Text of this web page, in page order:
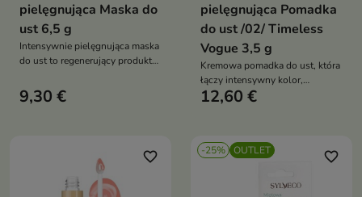
pielęgnująca Maska do
ust 6,5 g
Intensywnie pielęgnująca maska
do ust to regenerujący produkt
aplikatorem, który sprawdzi się
zarówno na dzień, jak i na noc.
szorstkości, pozostawiając usta
nawilżone, odżywione,
wygładzone oraz pełne blasku i
9,30 €
pielęgnująca Pomadka
do ust /02/ Timeless
Vogue 3,5 g
Kremowa pomadka do ust, która
łączy intensywny kolor,
delikatny połysk i pielęgnację w
nawilżającą warstwę, która
regenerację oraz pomaga
12,60 €
favorite_border -25% OUTLET favorite_border